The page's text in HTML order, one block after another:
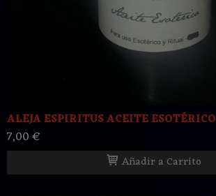
ALEJA ESPIRITUS ACEITE ESOTÉRICO
7,00 €
Añadir a Carrito